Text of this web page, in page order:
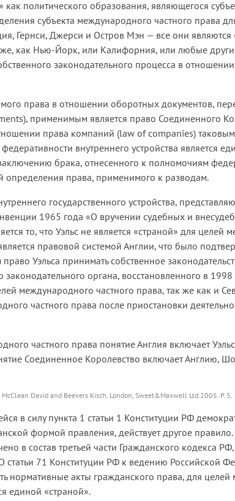
как политического образования, являющегося
субъекта международного частного права
Гернси, Джерси и Остров Мэн — все они являются
как Нью-Йорк, или Калифорния, или любые
законодательного процесса в
права в отношении оборотных документов,
применимым является право Соединенного
права компаний (law of companies) таковым
внутреннего устройства является
брака, отнесенного к полномочиям
определения права, применимого к разводам.
государственного устройства,
1965 года «О вручении судебных и
то, что Уэльс не является «страной» для целей
правовой системой Англии, что было
Уэльса принимать собственное
органа, восстановленного в 1998
международного частного права, так же как и
частного права после приостановки
частного права понятие Англия включает
Соединенное Королевство включает Англию,
David and Beevers Kisch. London, Sweet&Maxwell Ltd.2005. P. 5.
в силу пункта 1 статьи 1 Конституции РФ
формой правления, действует другое правило.
в состав третьей части Гражданского кодекса
статьи 71 Конституции РФ к ведению Российской
нормативные акты гражданского права, для целей
единой «страной».